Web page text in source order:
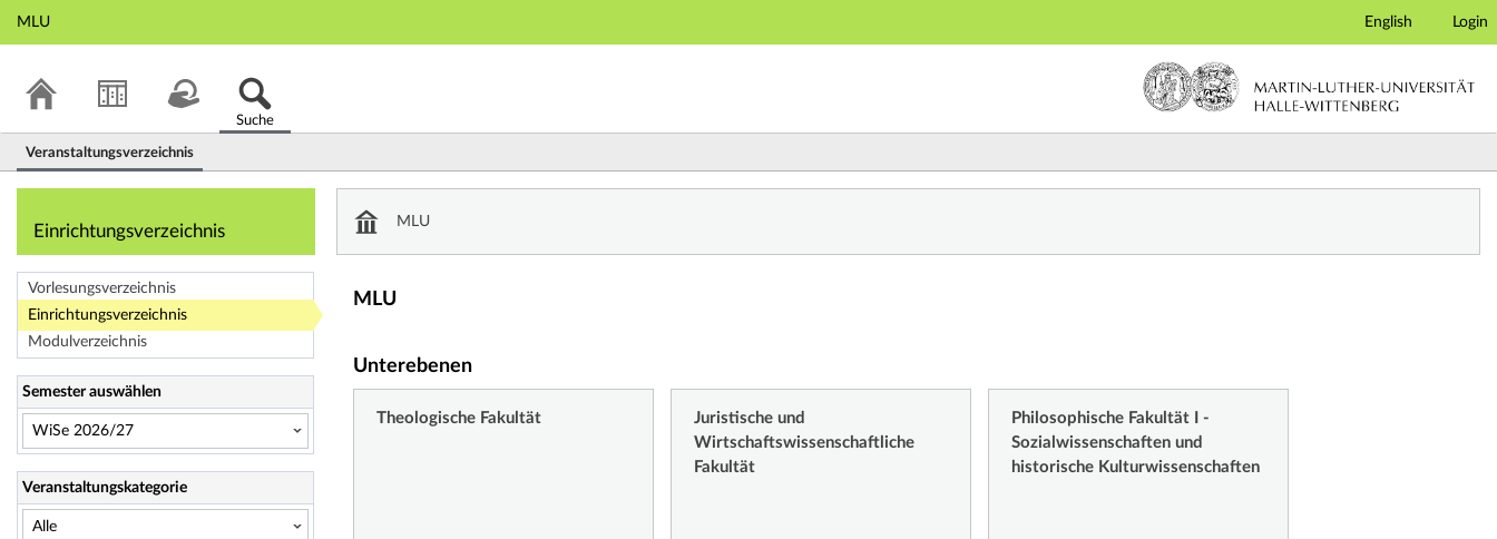
Hauptnavigation
Fußzeile
MLU English Login
Suche
Veranstaltungsverzeichnis
Einrichtungsverzeichnis
Vorlesungsverzeichnis
Einrichtungsverzeichnis
Modulverzeichnis
Semester auswählen
Veranstaltungskategorie
MLU
MLU
Unterebenen
Theologische Fakultät
Juristische und
Wirtschaftswissenschaftliche
Fakultät
Philosophische Fakultät I -
Sozialwissenschaften und
historische Kulturwissenschaften